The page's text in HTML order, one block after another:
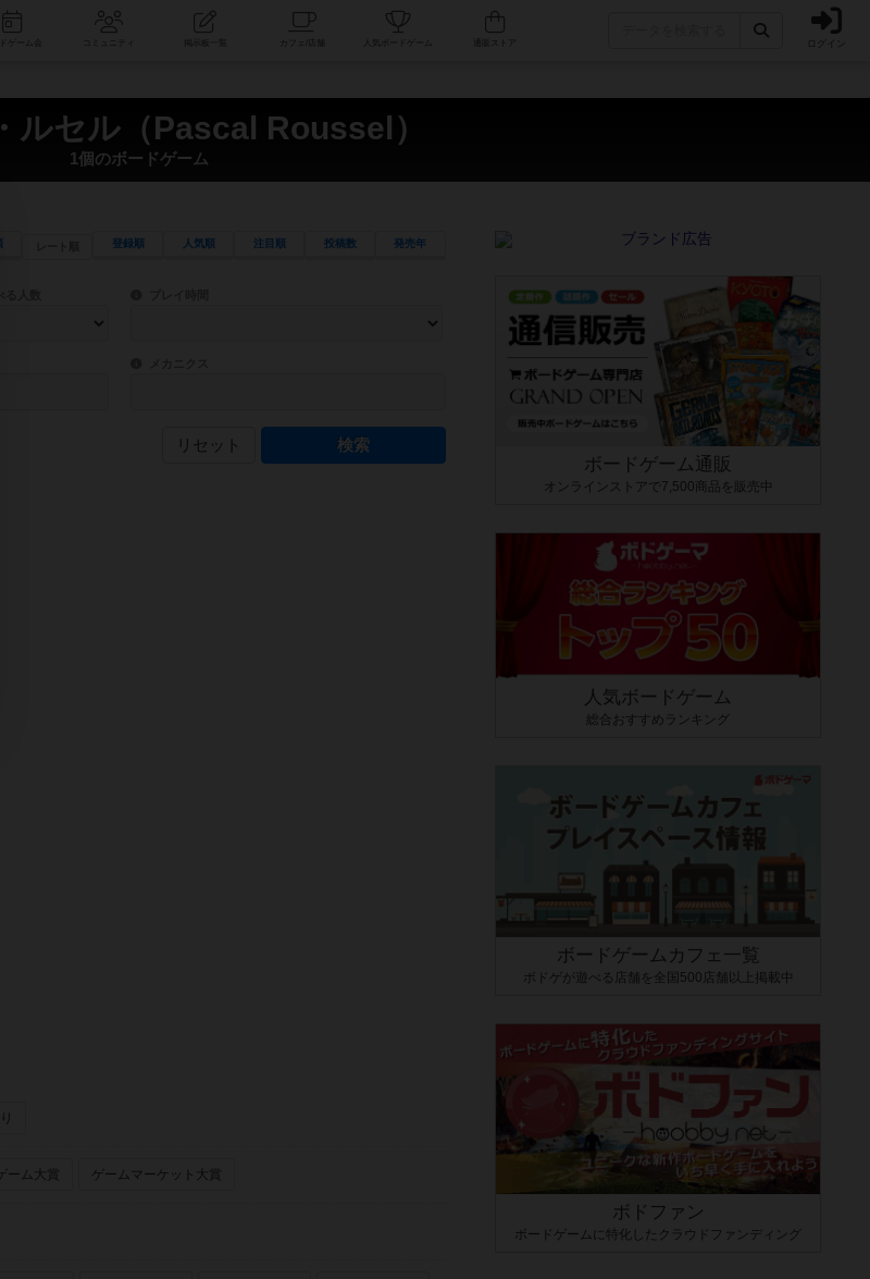
コミュニティ 人気ボードゲーム ログイン
ルセル（Pascal Roussel）
1個のボードゲーム
登録順 人気順 注目順 投稿数 発売年
。 目安となる所要時間を指定することができます。マニュアルを読む時間や参加者へのルール説明時間は含まれていないため、初めて
ーリーを指定することができます。直感的にゲームシステムを理解できるよう、中世ファンタジー・クッキング・海賊同士の対決など、ゲームコンセプトを絞
ゲーム性を構成するコアシステムです。主にボードゲームに慣れている方向けの絞込機能です。例えば「ダイスロール」はランダ
リセット
ーム大賞 ゲームマーケット大賞
ボードゲーム通販
オンラインストアで7,500商品を販売中
人気ボードゲーム
総合おすすめランキング
ボードゲームカフェ一覧
ボドゲが遊べる店舗を全国500店舗以上掲載中
ボドファン
ボードゲームに特化したクラウドファンディング